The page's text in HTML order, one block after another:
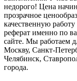
недорого! Цена
прозрачное
качественную
реферат именно по
сайте. Мы работаем
Москву, Санкт-
Челябинск,
города.